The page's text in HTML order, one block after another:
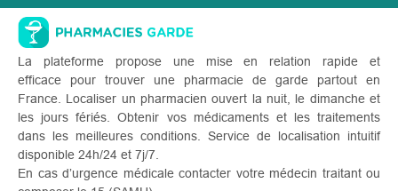
La plateforme propose une mise en relation rapide et
efficace pour trouver une pharmacie de garde partout en
France. Localiser un pharmacien ouvert la nuit, le dimanche et
les jours fériés. Obtenir vos médicaments et les traitements
dans les meilleures conditions. Service de localisation intuitif
disponible 24h/24 et 7j/7.
En cas d’urgence médicale contacter votre médecin traitant ou